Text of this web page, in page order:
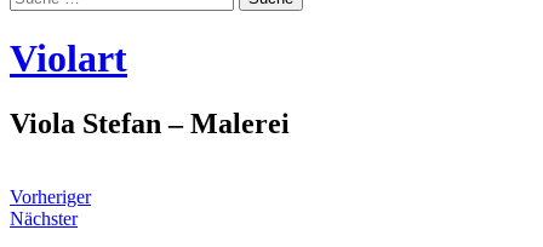
Violart
Viola Stefan – Malerei
Vorheriger
Nächster